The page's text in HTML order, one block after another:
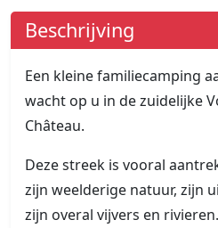
Beschrijving
Een kleine familiecamping
wacht op u in de zuidelijke
Château.
Deze streek is vooral
zijn weelderige natuur, zijn
zijn overal vijvers en rivieren.